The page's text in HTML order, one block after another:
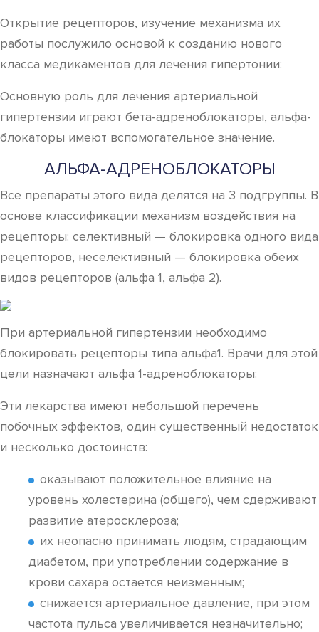
Открытие рецепторов, изучение механизма их
работы послужило основой к созданию нового
класса медикаментов для лечения гипертонии:
Основную роль для лечения артериальной
гипертензии играют бета-адреноблокаторы, альфа-
блокаторы имеют вспомогательное значение.
АЛЬФА-АДРЕНОБЛОКАТОРЫ
Все препараты этого вида делятся на 3 подгруппы. В
основе классификации механизм воздействия на
рецепторы: селективный — блокировка одного вида
рецепторов, неселективный — блокировка обеих
видов рецепторов (альфа 1, альфа 2).
При артериальной гипертензии необходимо
блокировать рецепторы типа альфа1. Врачи для этой
цели назначают альфа 1-адреноблокаторы:
Эти лекарства имеют небольшой перечень
побочных эффектов, один существенный недостаток
и несколько достоинств:
оказывают положительное влияние на
уровень холестерина (общего), чем сдерживают
развитие атеросклероза;
их неопасно принимать людям, страдающим
диабетом, при употреблении содержание в
крови сахара остается неизменным;
снижается артериальное давление, при этом
частота пульса увеличивается незначительно;